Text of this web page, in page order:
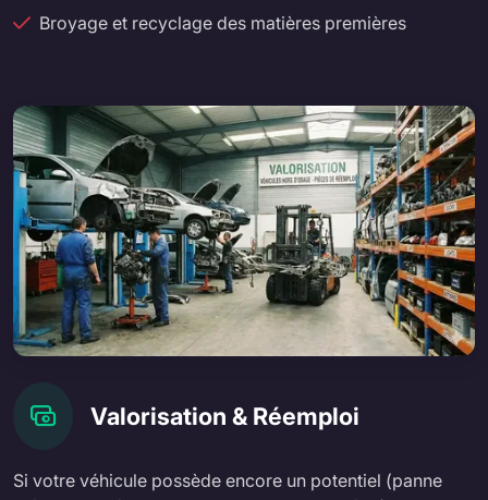
Broyage et recyclage des matières premières
Valorisation & Réemploi
Si votre véhicule possède encore un potentiel (panne